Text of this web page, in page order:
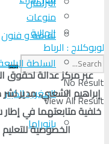
منوعات
ثقافة و فنون
No Result
View All Result
الجالية
السلطة
المغرب الكبير
بانوراما
لوبوكلاج : الرباط
عبر مركز عدالة لحقوق
إبراهيم الشعبي، مدير
خلفية متابعتهما في
الخصوصية للتعليم